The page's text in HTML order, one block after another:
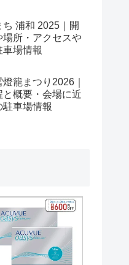
ち 浦和 2025｜開
場所・アクセスや
車場情報
籠まつり2026｜
と概要・会場に近
駐車場情報